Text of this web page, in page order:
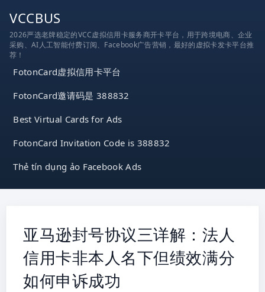
VCCBUS
2026严选老牌稳定的VCC虚拟信用卡服务商开卡平台，用于跨境电商、企业
采购、AI人工智能付费订阅、Facebook广告营销，最好的虚拟卡发卡平台推
荐！
FotonCard虚拟信用卡平台
FotonCard邀请码是 388832
Best Virtual Cards for Ads
FotonCard Invitation Code is 388832
Thẻ tín dụng ảo Facebook Ads
亚马逊封号协议三详解：法人
信用卡非本人名下但绩效满分
如何申诉成功